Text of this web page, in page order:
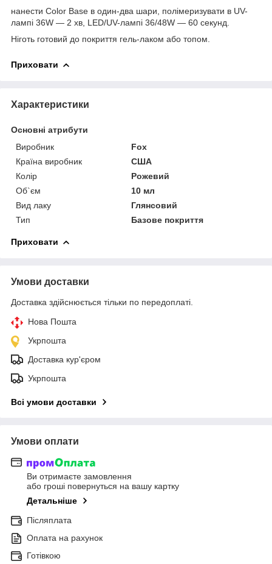
нанести Color Base в один-два шари, полімеризувати в UV-
лампі 36W — 2 хв, LED/UV-лампі 36/48W — 60 секунд.
Ніготь готовий до покриття гель-лаком або топом.
Приховати
Характеристики
Основні атрибути
Виробник
Fox
Країна виробник
США
Колір
Рожевий
Об`єм
10 мл
Вид лаку
Глянсовий
Тип
Базове покриття
Приховати
Умови доставки
Доставка здійснюється тільки по передоплаті.
Нова Пошта
Укрпошта
Доставка кур'єром
Укрпошта
Всі умови доставки
Умови оплати
Ви отримаєте замовлення
або гроші повернуться на вашу картку
Детальніше
Післяплата
Оплата на рахунок
Готівкою